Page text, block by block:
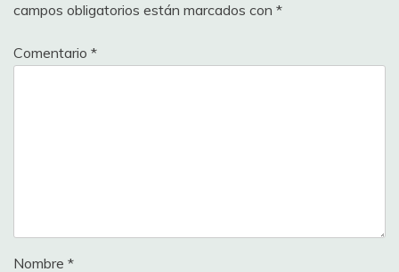
campos obligatorios están marcados con *
Comentario *
Nombre *